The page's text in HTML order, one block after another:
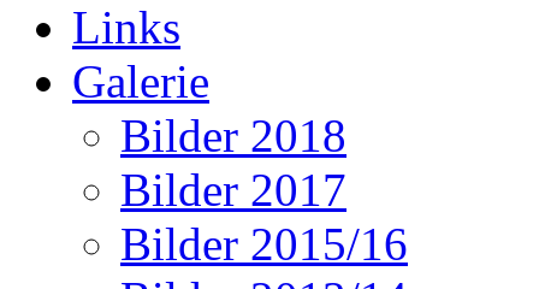
Links
Galerie
Bilder 2018
Bilder 2017
Bilder 2015/16